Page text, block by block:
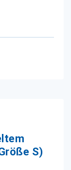
S)